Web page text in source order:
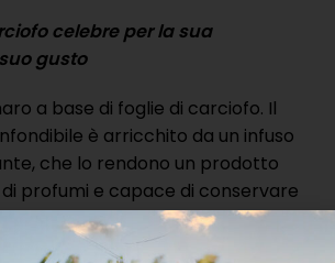
celebre per la sua
gusto
a base di foglie di carciofo. Il
è arricchito da un infuso
che lo rendono un prodotto
profumi e capace di conservare
le proprietà salutari dei suoi
alcolico (16,5°) Cynar è l’amaro